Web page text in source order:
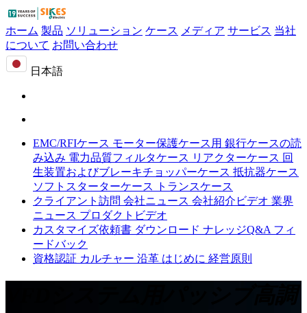
ホーム 製品 ソリューション ケース メディア サービス 当社
について お問い合わせ
日本語
EMC/RFIケース モーター保護ケース用 銀行ケースの読
み込み 電力品質フィルタケース リアクターケース 回
生装置およびブレーキチョッパーケース 抵抗器ケース
ソフトスターターケース
トランスケース
クライアント訪問 会社ニュース 会社紹介ビデオ 業界
ニュース プロダクトビデオ
カスタマイズ依頼書 ダウンロード ナレッジQ&A フィ
ードバック
資格認証 カルチャー 沿革 はじめに 経営原則